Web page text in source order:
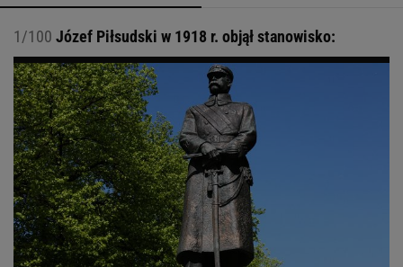
1/100 Józef Piłsudski w 1918 r. objął stanowisko: